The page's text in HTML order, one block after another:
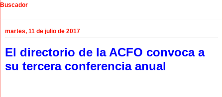
Buscador
martes, 11 de julio de 2017
El directorio de la ACFO convoca a
su tercera conferencia anual